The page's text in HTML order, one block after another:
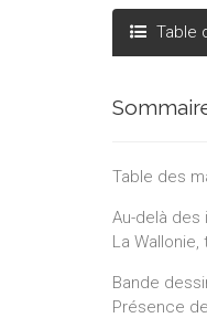
Table
Table des
Au-delà des
La
Bande
Présence